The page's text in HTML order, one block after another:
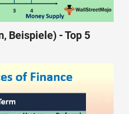
Beispiele) - Top 5